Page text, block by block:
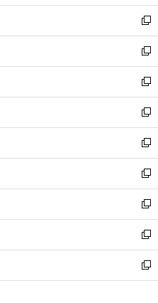
ウ
ィ
ン
ド
ウ
で
開
く
し
い
ウ
ィ
ン
ド
ウ
で
開
く
新
し
い
ウ
ィ
ン
ド
ウ
で
開
く
新
し
い
ウ
ィ
ン
ド
ウ
で
開
く
新
し
い
ウ
ィ
ン
ド
ウ
で
開
く
新
し
い
ウ
ィ
ン
ド
ウ
で
開
く
新
し
い
ウ
ィ
ン
ド
ウ
で
開
新
し
い
ウ
ィ
ン
ド
ウ
新
し
い
ウ
ィ
ン
新
し
い
ウ
新
し